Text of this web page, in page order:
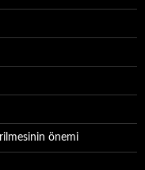
önemi